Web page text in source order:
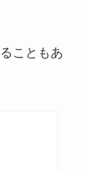
こともあ